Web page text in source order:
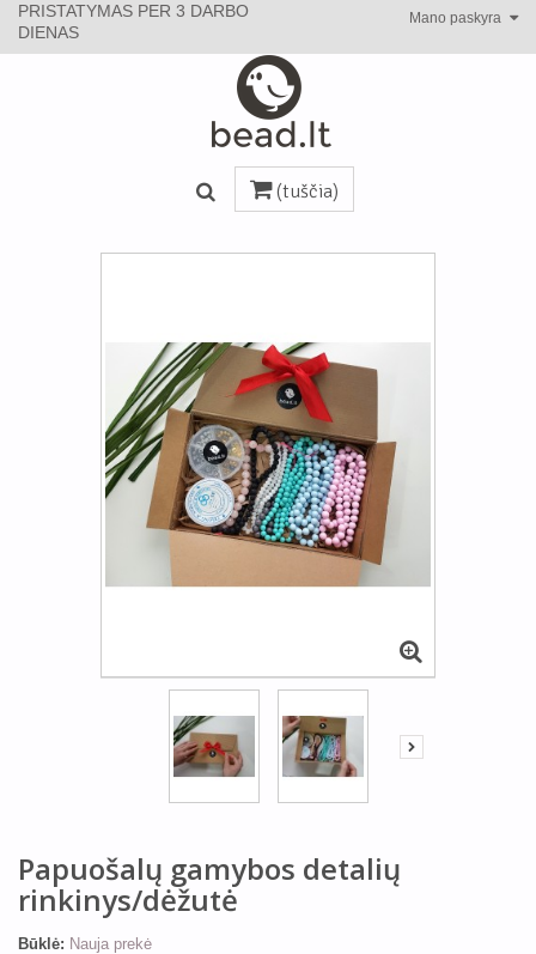
Mano paskyra
PRISTATYMAS PER 3 DARBO
DIENAS
(tuščia)
Papuošalų gamybos detalių
rinkinys/dėžutė
Būklė: Nauja prekė